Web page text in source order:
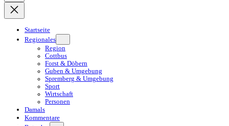
Startseite
Regionales
Region
Cottbus
Forst & Döbern
Guben & Umgebung
Spremberg & Umgebung
Sport
Wirtschaft
Personen
Damals
Kommentare